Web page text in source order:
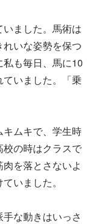
ました。馬術は
いな姿勢を保つ
も毎日、馬に10
いました。「乗
ムキで、学生時
の時はクラスで
を落とさないよ
ていました。
な動きはいっさ